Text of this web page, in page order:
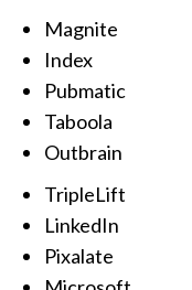
Magnite
Index
Pubmatic
Taboola
Outbrain
TripleLift
LinkedIn
Pixalate